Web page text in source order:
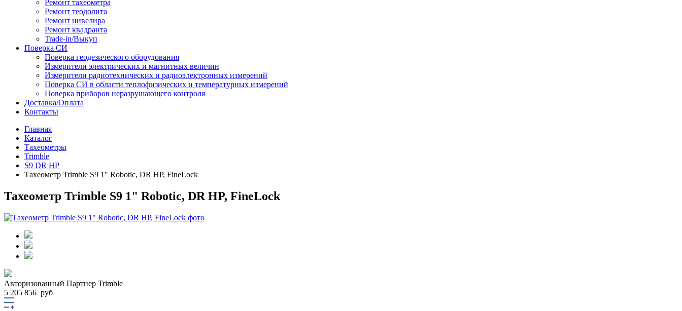
Ремонт тахеометра
Ремонт теодолита
Ремонт нивелира
Ремонт квадранта
Trade-in/Выкуп
Поверка СИ
Поверка геодезического оборудования
Измерители электрических и магнитных величин
Измерители радиотехнических и радиоэлектронных измерений
Поверка СИ в области теплофизических и температурных измерений
Поверка приборов неразрушающего контроля
Доставка/Оплата
Контакты
Главная
Каталог
Тахеометры
Trimble
S9 DR HP
Тахеометр Trimble S9 1" Robotic, DR HP, FineLock
Тахеометр Trimble S9 1" Robotic, DR HP, FineLock
Авторизованный Партнер Trimble
5 205 856 руб